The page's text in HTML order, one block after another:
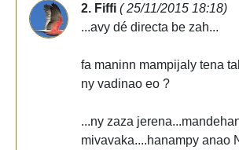
2. Fiffi ( 25/11/2015 18:18)
...avy dé directa be zah...
fa maninn mampijaly tena
ny vadinao eo ?
...ny zaza
mivavaka....hanampy anao